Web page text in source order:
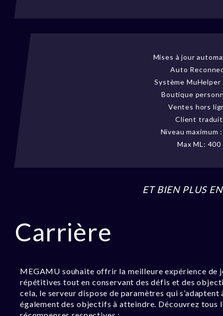
Mises à jour
Auto
Système MuHelper
Boutique
Ventes hors
Client traduit
Niveau maximum
Max ML: 400
ET BIEN PLUS
Carrière
MEGAMU souhaite offrir la meilleure expérience de
répétitives tout en conservant des défis et des
cela, le serveur dispose de paramètres qui
également des objectifs à atteindre. Découvrez tous